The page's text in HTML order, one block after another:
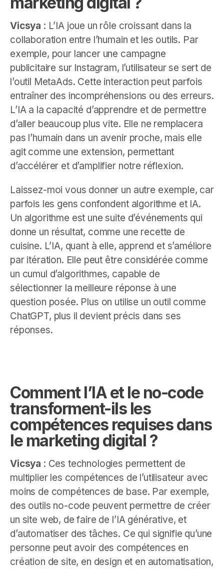
Vicsya : L’IA joue un rôle croissant dans la
collaboration entre l’humain et les outils. Par
exemple, pour lancer une campagne
publicitaire sur Instagram, l’utilisateur se sert de
l’outil MetaAds. Cette interaction peut parfois
entraîner des incompréhensions ou des erreurs.
L’IA a la capacité d’apprendre et de permettre
d’aller beaucoup plus vite. Elle ne remplacera
pas l’humain dans un avenir proche, mais elle
agit comme une extension, permettant
d’accélérer et d’amplifier notre réflexion.
Laissez-moi vous donner un autre exemple, car
parfois les gens confondent algorithme et IA.
Un algorithme est une suite d’événements qui
donne un résultat, comme une recette de
cuisine. L’IA, quant à elle, apprend et s’améliore
par itération. Elle peut être considérée comme
un cumul d’algorithmes, capable de
sélectionner la meilleure réponse à une
question posée. Plus on utilise un outil comme
ChatGPT, plus il devient précis dans ses
réponses.
Comment l’IA et le no-code
transforment-ils les
compétences requises dans
le marketing digital ?
Vicsya : Ces technologies permettent de
multiplier les compétences de l’utilisateur avec
moins de compétences de base. Par exemple,
des outils no-code peuvent permettre de créer
un site web, de faire de l’IA générative, et
d’automatiser des tâches. Ce qui signifie qu’une
personne peut avoir des compétences en
création de site, en design et en automatisation,